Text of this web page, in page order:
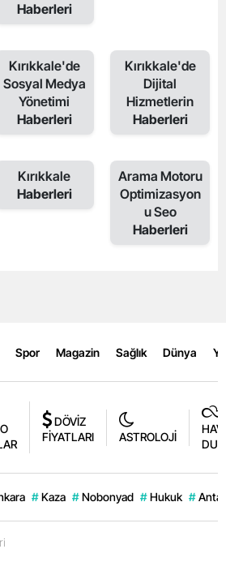
Haberleri
Kırıkkale'de
Sosyal Medya
Yönetimi
Haberleri
Kırıkkale'de
Dijital
Hizmetlerin
Haberleri
Kırıkkale
Haberleri
Arama Motoru
Optimizasyon
u Seo
Haberleri
Spor Magazin Sağlık Dünya
DÖVİZ
FİYATLARI
ASTROLOJİ
# Kaza # Nobonyad # Hukuk #